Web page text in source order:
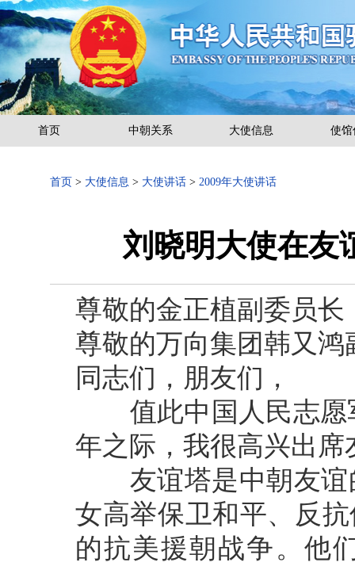
首页 中朝关系 大使信息 使馆
首页 > 大使信息 > 大使讲话 > 2009年大使讲话
刘晓明大使在友
尊敬的金正植副委员长
尊敬的万向集团韩又鸿
同志们，朋友们，
值此中国人民志愿
年之际，我很高兴出
友谊塔是中朝友谊
女高举保卫和平、反
的抗美援朝战争。他